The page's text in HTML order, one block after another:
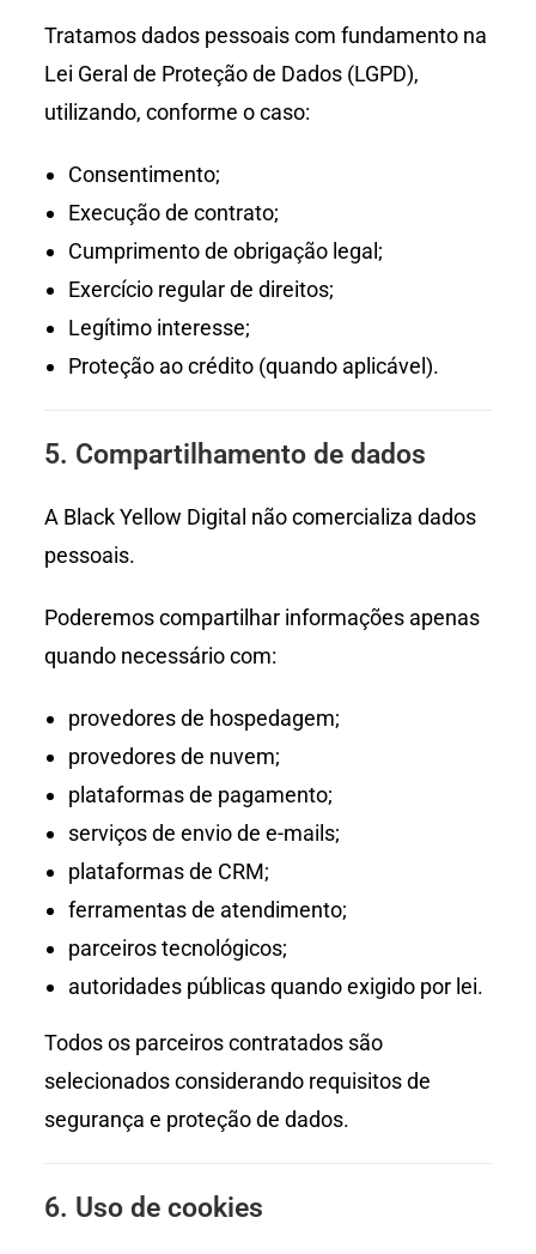
Tratamos dados pessoais com fundamento na
Lei Geral de Proteção de Dados (LGPD),
utilizando, conforme o caso:
Consentimento;
Execução de contrato;
Cumprimento de obrigação legal;
Exercício regular de direitos;
Legítimo interesse;
Proteção ao crédito (quando aplicável).
5. Compartilhamento de dados
A Black Yellow Digital não comercializa dados
pessoais.
Poderemos compartilhar informações apenas
quando necessário com:
provedores de hospedagem;
provedores de nuvem;
plataformas de pagamento;
serviços de envio de e-mails;
plataformas de CRM;
ferramentas de atendimento;
parceiros tecnológicos;
autoridades públicas quando exigido por lei.
Todos os parceiros contratados são
selecionados considerando requisitos de
segurança e proteção de dados.
6. Uso de cookies